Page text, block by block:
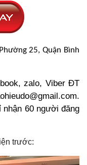
25, Quận Bình
zalo, Viber ĐT
.
60 người đăng
trước: